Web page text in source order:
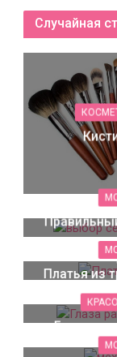
Случайная
Платья из
Глаза